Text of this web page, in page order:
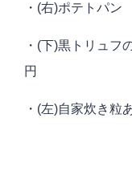
・(右)ポテトパ
・(下)黒トリュ
円
・(左)自家炊き